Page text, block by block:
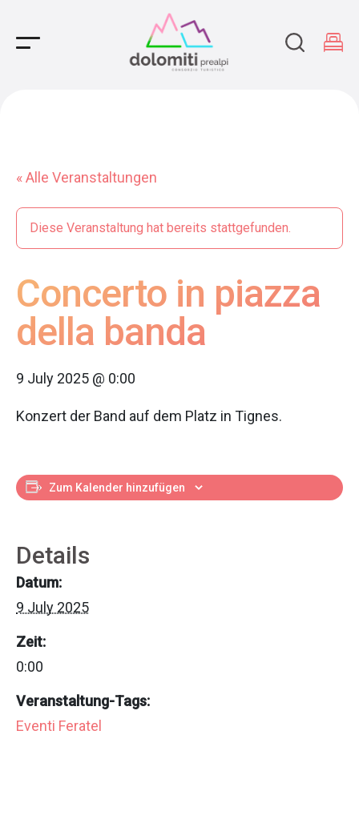
Main Navigation
« Alle Veranstaltungen
Diese Veranstaltung hat bereits stattgefunden.
Concerto in piazza
della banda
9 July 2025 @ 0:00
Konzert der Band auf dem Platz in Tignes.
Zum Kalender hinzufügen
Details
Datum:
9 July 2025
Zeit:
0:00
Veranstaltung-Tags:
Eventi Feratel